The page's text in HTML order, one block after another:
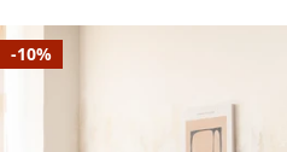
-10%